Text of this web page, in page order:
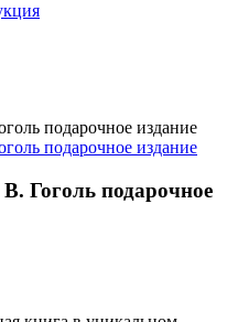
Гоголь подарочное